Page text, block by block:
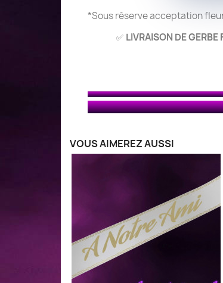
*Sous réserve acceptation
✅ LIVRAISON DE GERBE
VOUS AIMEREZ AUSSI